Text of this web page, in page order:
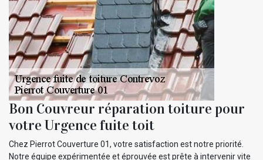
Bon Couvreur réparation toiture pour
votre Urgence fuite toit
Chez Pierrot Couverture 01, votre satisfaction est notre priorité.
Notre équipe expérimentée et éprouvée est prête à intervenir vite